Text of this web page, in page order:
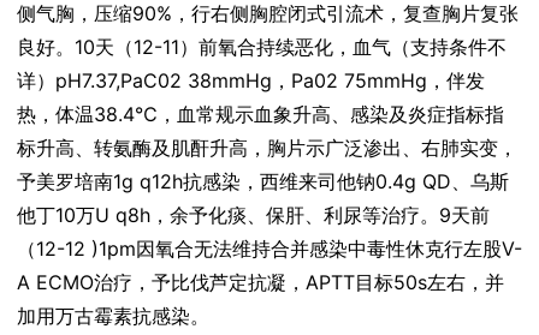
侧气胸，压缩90%，行右侧胸腔闭式引流术，复查胸片复张
良好。10天（12-11）前氧合持续恶化，血气（支持条件不
详）pH7.37,PaC02 38mmHg，Pa02 75mmHg，伴发
热，体温38.4℃，血常规示血象升高、感染及炎症指标指
标升高、转氨酶及肌酐升高，胸片示广泛渗出、右肺实变，
予美罗培南1g q12h抗感染，西维来司他钠0.4g QD、乌斯
他丁10万U q8h，余予化痰、保肝、利尿等治疗。9天前
（12-12 )1pm因氧合无法维持合并感染中毒性休克行左股V-
A ECMO治疗，予比伐芦定抗凝，APTT目标50s左右，并
加用万古霉素抗感染。